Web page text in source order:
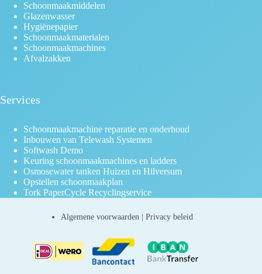
Schoonmaakmiddelen
Glazenwasser
Hygiënepapier
Schoonmaakmaterialen
Schoonmaakmachines
Afvalzakken
Services
Schoonmaakmachine reparatie en onderhoud
Inbouwen van Telewash Systemen
Softwash Demo
Keuring schoonmaakmachines en ladders
Osmosewater tanken Huizen en Hilversum
Opstellen schoonmaakplan
Tork PaperCycle Recyclingservice
Algemene voorwaarden |Privacy beleid